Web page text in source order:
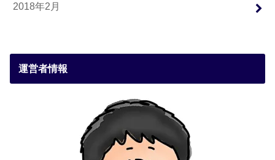
2018年2月
運営者情報